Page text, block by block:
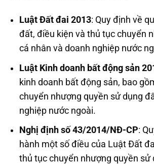
Luật Đất đai 2013: Quy định về
đất, điều kiện và thủ tục chuyển
cá nhân và doanh nghiệp nước
Luật Kinh doanh bất động sản
kinh doanh bất động sản, bao
chuyển nhượng quyền sử dụng
nghiệp nước ngoài.
Nghị định số 43/2014/NĐ-CP:
hành một số điều của Luật Đất
thủ tục chuyển nhượng quyền sử